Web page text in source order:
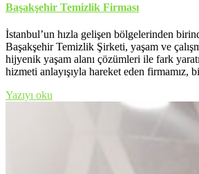
Başakşehir Temizlik Firması
İstanbul’un hızla gelişen bölgelerinden
Başakşehir Temizlik Şirketi, yaşam ve
hijyenik yaşam alanı çözümleri ile fark
hizmeti anlayışıyla hareket eden firmamız,
Yazıyı oku